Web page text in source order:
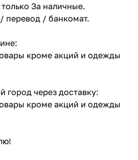
За наличные.
перевод / банкомат.
кроме акций и одежды
город через доставку:
кроме акций и одежды